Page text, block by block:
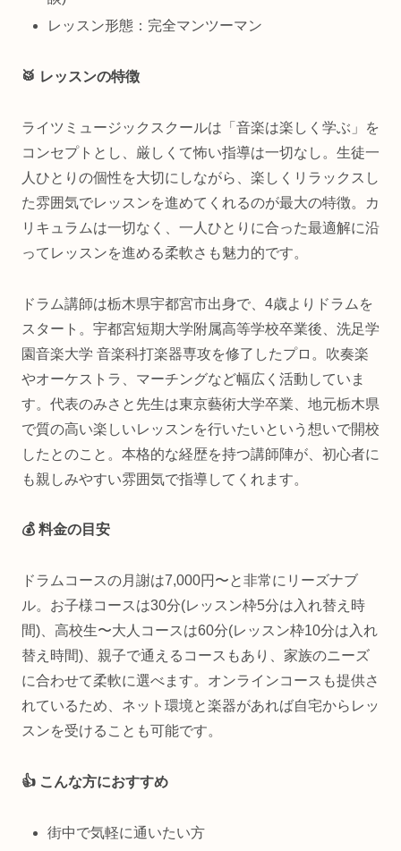
レッスン形態：完全マンツーマン
🥁 レッスンの特徴
ライツミュージックスクールは「音楽は楽しく学ぶ」を
コンセプトとし、厳しくて怖い指導は一切なし。生徒一
人ひとりの個性を大切にしながら、楽しくリラックスし
た雰囲気でレッスンを進めてくれるのが最大の特徴。カ
リキュラムは一切なく、一人ひとりに合った最適解に沿
ってレッスンを進める柔軟さも魅力的です。
ドラム講師は栃木県宇都宮市出身で、4歳よりドラムを
スタート。宇都宮短期大学附属高等学校卒業後、洗足学
園音楽大学 音楽科打楽器専攻を修了したプロ。吹奏楽
やオーケストラ、マーチングなど幅広く活動していま
す。代表のみさと先生は東京藝術大学卒業、地元栃木県
で質の高い楽しいレッスンを行いたいという想いで開校
したとのこと。本格的な経歴を持つ講師陣が、初心者に
も親しみやすい雰囲気で指導してくれます。
💰 料金の目安
ドラムコースの月謝は7,000円〜と非常にリーズナブ
ル。お子様コースは30分(レッスン枠5分は入れ替え時
間)、高校生〜大人コースは60分(レッスン枠10分は入れ
替え時間)、親子で通えるコースもあり、家族のニーズ
に合わせて柔軟に選べます。オンラインコースも提供さ
れているため、ネット環境と楽器があれば自宅からレッ
スンを受けることも可能です。
👍 こんな方におすすめ
街中で気軽に通いたい方